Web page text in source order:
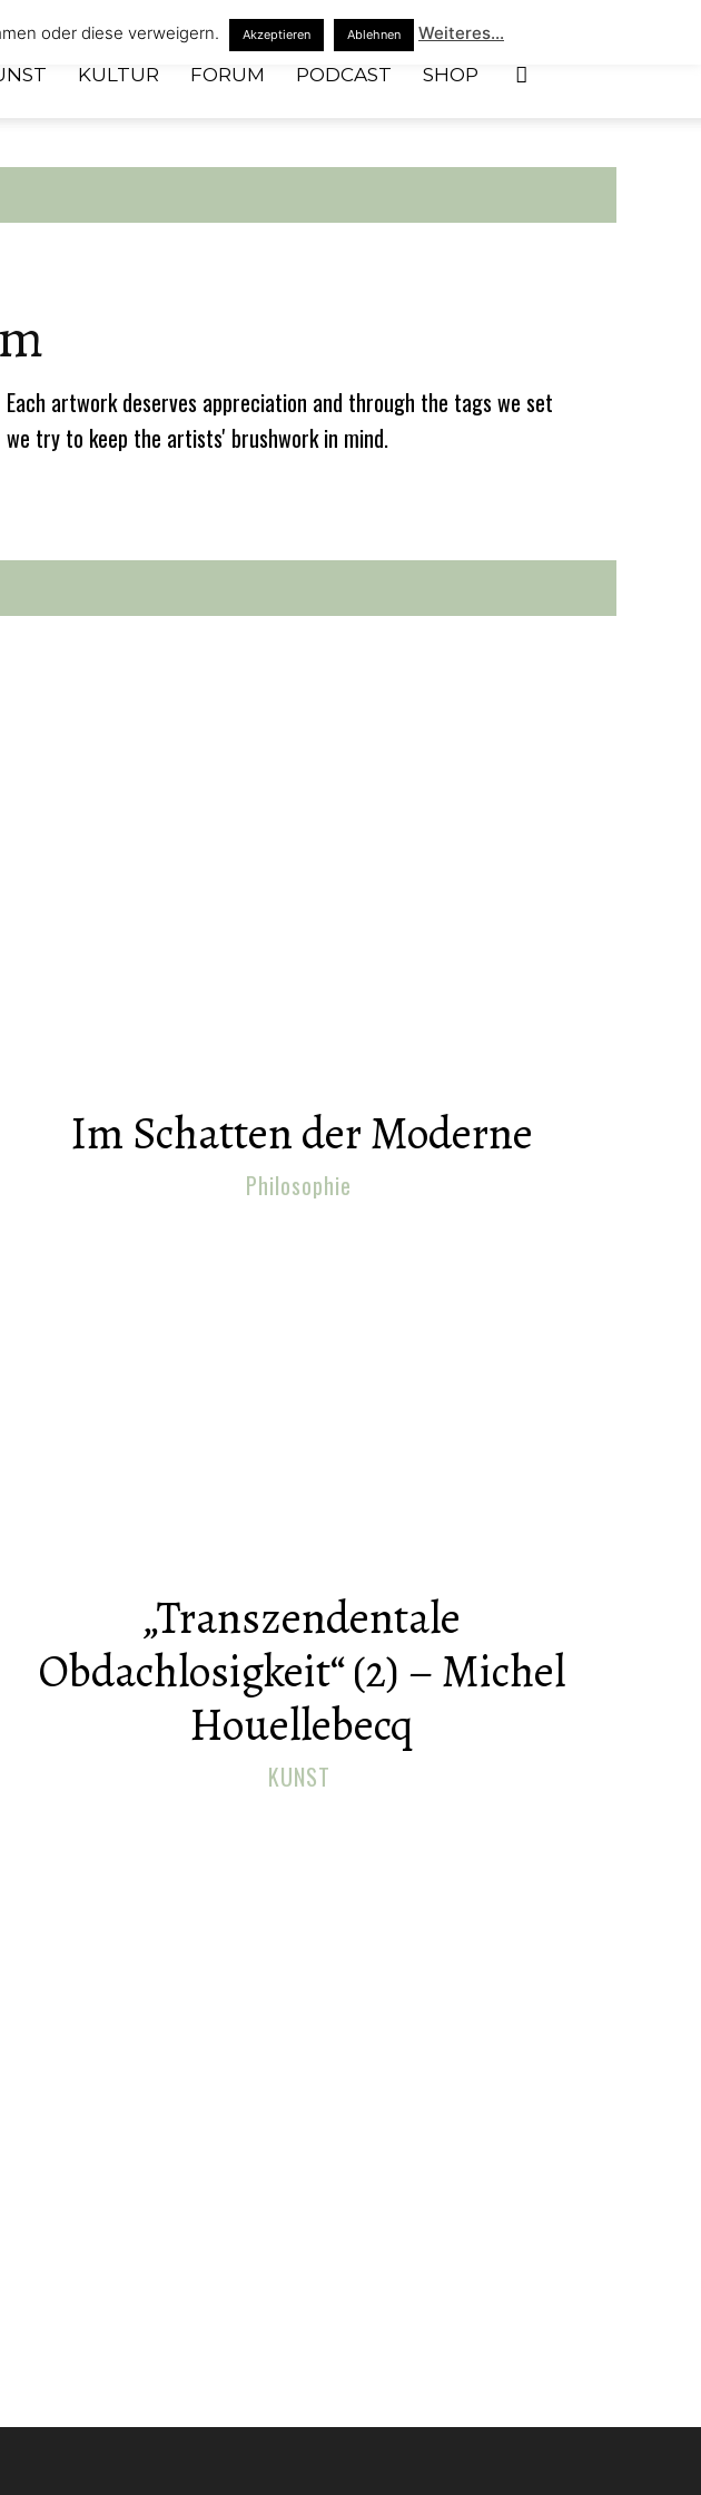
KULTUR FORUM PODCAST SHOP
Each artwork deserves appreciation and through the tags we set
we try to keep the artists' brushwork in mind.
Im Schatten der Moderne
Philosophie
„Transzendentale
Obdachlosigkeit“ (2) – Michel
Houellebecq
KUNST
oder diese verweigern. Akzeptieren Ablehnen Weiteres...